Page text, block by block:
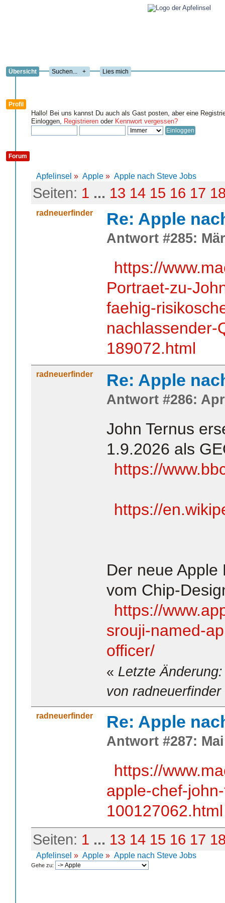
Übersicht + Lies mich
Profil
Hallo! Bei uns kannst Du auch als Gast posten, aber eine
Einloggen, Registrieren oder Kennwort vergessen?
Forum
Apfelinsel » Apple » Apple nach Steve Jobs
Seiten: 1 ... 13 14 15 16 17
radneuerfinder Re: Apple
Antwort #285:
https://
Portraet-zu-
faehig-
nachlassender-
189072.html
radneuerfinder Re: Apple
Antwort #286:
John Ternus
1.9.2026 als
https://
https://
Der neue
vom Chip-
https://
srouji-named-
officer/
« Letzte
von radneuerfinder
radneuerfinder Re: Apple
Antwort #287:
https://
apple-chef-
100127062.html
Seiten: 1 ... 13 14 15 16 17
Apfelinsel » Apple » Apple nach Steve Jobs
Gehe zu: